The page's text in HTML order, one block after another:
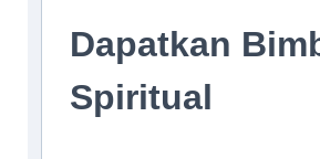
Dapatkan
Spiritual